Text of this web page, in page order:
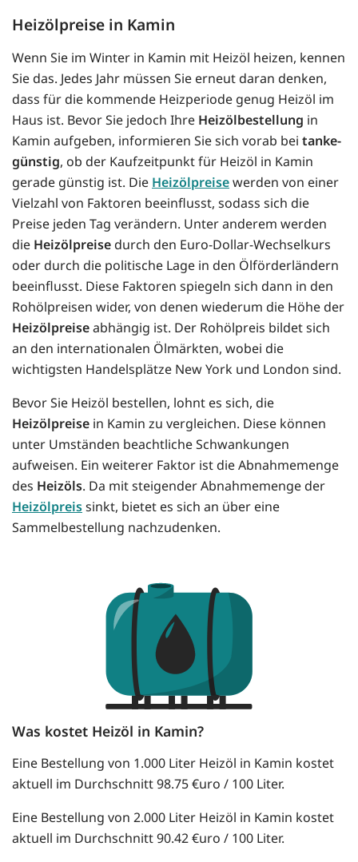
Heizölpreise in Kamin
Wenn Sie im Winter in Kamin mit Heizöl heizen, kennen
Sie das. Jedes Jahr müssen Sie erneut daran denken,
dass für die kommende Heizperiode genug Heizöl im
Haus ist. Bevor Sie jedoch Ihre Heizölbestellung in
Kamin aufgeben, informieren Sie sich vorab bei tanke-
günstig, ob der Kaufzeitpunkt für Heizöl in Kamin
gerade günstig ist. Die Heizölpreisewerden von einer
Vielzahl von Faktoren beeinflusst, sodass sich die
Preise jeden Tag verändern. Unter anderem werden
die Heizölpreise durch den Euro-Dollar-Wechselkurs
oder durch die politische Lage in den Ölförderländern
beeinflusst. Diese Faktoren spiegeln sich dann in den
Rohölpreisen wider, von denen wiederum die Höhe der
Heizölpreiseabhängig ist. Der Rohölpreis bildet sich
an den internationalen Ölmärkten, wobei die
wichtigsten Handelsplätze New York und London sind.
Bevor Sie Heizöl bestellen, lohnt es sich, die
Heizölpreise in Kamin zu vergleichen. Diese können
unter Umständen beachtliche Schwankungen
aufweisen. Ein weiterer Faktor ist die Abnahmemenge
des Heizöls. Da mit steigender Abnahmemenge der
Heizölpreissinkt, bietet es sich an über eine
Sammelbestellung nachzudenken.
Was kostet Heizöl in Kamin?
Eine Bestellung von 1.000 Liter Heizöl in Kamin kostet
aktuell im Durchschnitt 98.75 €uro / 100 Liter.
Eine Bestellung von 2.000 Liter Heizöl in Kamin kostet
aktuell im Durchschnitt 90.42 €uro / 100 Liter.